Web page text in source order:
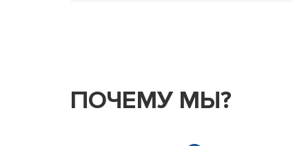
ПОЧЕМУ МЫ?